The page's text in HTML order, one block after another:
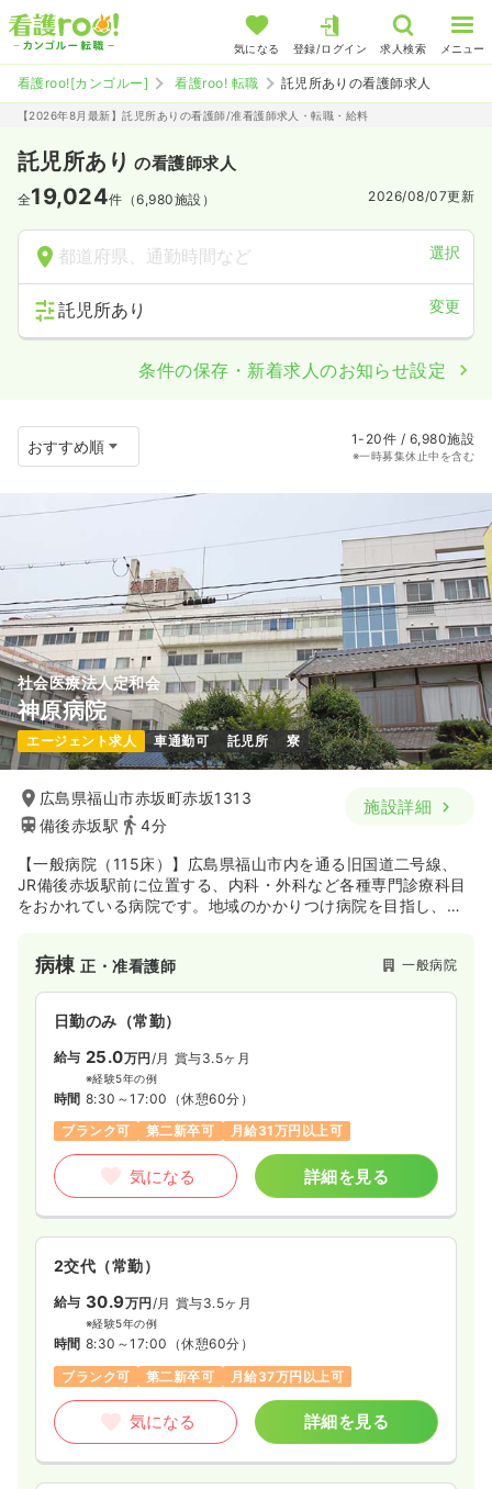
気になる 登録/ログイン 求人検索 メニュー
看護roo![カンゴルー] 看護roo! 転職 託児所ありの看護師求人
【2026年8月最新】託児所ありの看護師/准看護師求人・転職・給料
託児所あり の看護師求人
全19,024件（6,980施設） 2026/08/07更新
都道府県、通勤時間など 選択
託児所あり 変更
条件の保存・新着求人のお知らせ設定
1-20件 / 6,980施設
※一時募集休止中を含む
社会医療法人定和会
神原病院
エージェント求人 車通勤可 託児所 寮
広島県福山市赤坂町赤坂1313
備後赤坂駅
4分
施設詳細
【一般病院（115床）】広島県福山市内を通る旧国道二号線、
JR備後赤坂駅前に位置する、内科・外科など各種専門診療科目
をおかれている病院です。地域のかかりつけ病院を目指し、急
病棟正・准看護師 一般病院
日勤のみ（常勤）
給与 25.0万円/月 賞与3.5ヶ月
※経験5年の例
時間 8:30～17:00 （休憩60分）
ブランク可
第二新卒可 月給31万円以上可
気になる 詳細を見る
2交代（常勤）
給与 30.9万円/月 賞与3.5ヶ月
※経験5年の例
時間 8:30～17:00 （休憩60分）
ブランク可
第二新卒可 月給37万円以上可
気になる 詳細を見る